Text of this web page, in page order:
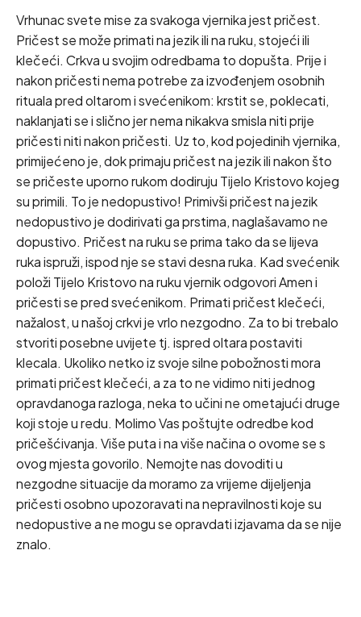
Vrhunac svete mise za svakoga vjernika jest pričest.
Pričest se može primati na jezik ili na ruku, stojeći ili
klečeći. Crkva u svojim odredbama to dopušta. Prije i
nakon pričesti nema potrebe za izvođenjem osobnih
rituala pred oltarom i svećenikom: krstit se, poklecati,
naklanjati se i slično jer nema nikakva smisla niti prije
pričesti niti nakon pričesti. Uz to, kod pojedinih vjernika,
primijećeno je, dok primaju pričest na jezik ili nakon što
se pričeste uporno rukom dodiruju Tijelo Kristovo kojeg
su primili. To je nedopustivo! Primivši pričest na jezik
nedopustivo je dodirivati ga prstima, naglašavamo ne
dopustivo. Pričest na ruku se prima tako da se lijeva
ruka ispruži, ispod nje se stavi desna ruka. Kad svećenik
položi Tijelo Kristovo na ruku vjernik odgovori Amen i
pričesti se pred svećenikom. Primati pričest klečeći,
nažalost, u našoj crkvi je vrlo nezgodno. Za to bi trebalo
stvoriti posebne uvijete tj. ispred oltara postaviti
klecala. Ukoliko netko iz svoje silne pobožnosti mora
primati pričest klečeći, a za to ne vidimo niti jednog
opravdanoga razloga, neka to učini ne ometajući druge
koji stoje u redu. Molimo Vas poštujte odredbe kod
pričešćivanja. Više puta i na više načina o ovome se s
ovog mjesta govorilo. Nemojte nas dovoditi u
nezgodne situacije da moramo za vrijeme dijeljenja
pričesti osobno upozoravati na nepravilnosti koje su
nedopustive a ne mogu se opravdati izjavama da se nije
znalo.